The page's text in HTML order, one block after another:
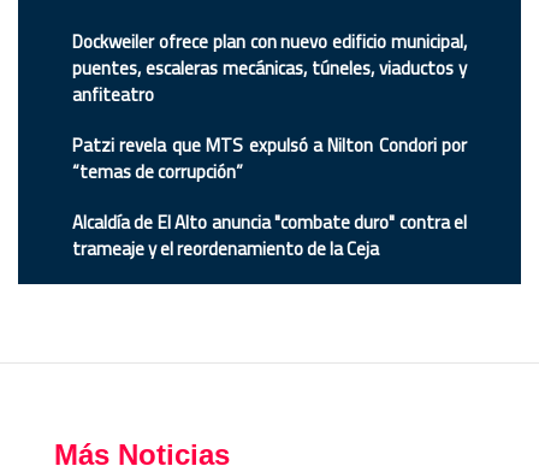
Dockweiler ofrece plan con nuevo edificio municipal,
puentes, escaleras mecánicas, túneles, viaductos y
anfiteatro
Patzi revela que MTS expulsó a Nilton Condori por
“temas de corrupción”
Alcaldía de El Alto anuncia "combate duro" contra el
trameaje y el reordenamiento de la Ceja
Más Noticias